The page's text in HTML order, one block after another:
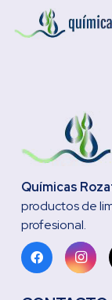
Químicas
productos de
profesional.